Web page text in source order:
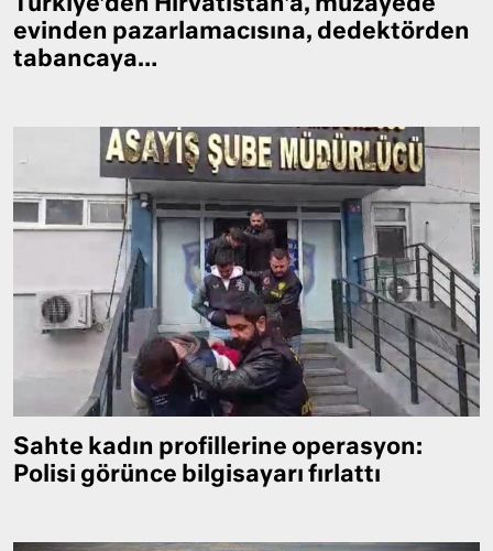
Türkiye’den Hırvatistan’a, müzayede
evinden pazarlamacısına, dedektörden
tabancaya…
Sahte kadın profillerine operasyon:
Polisi görünce bilgisayarı fırlattı